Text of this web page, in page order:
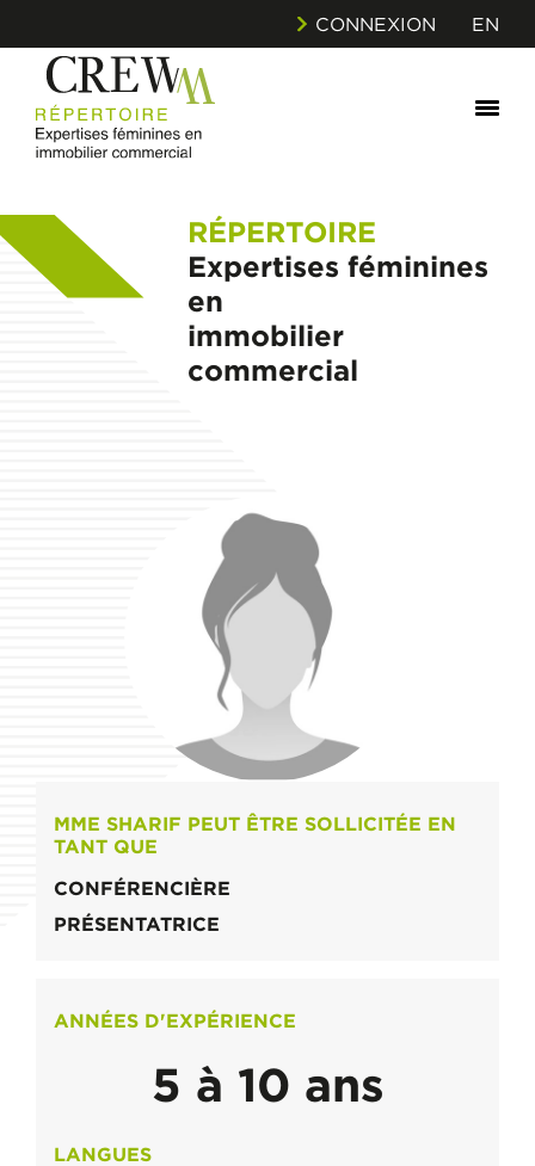
CONNEXION EN
RÉPERTOIRE
Expertises féminines
en
immobilier
commercial
MME SHARIF PEUT ÊTRE SOLLICITÉE EN
TANT QUE
CONFÉRENCIÈRE
PRÉSENTATRICE
ANNÉES D'EXPÉRIENCE
5 à 10 ans
LANGUES